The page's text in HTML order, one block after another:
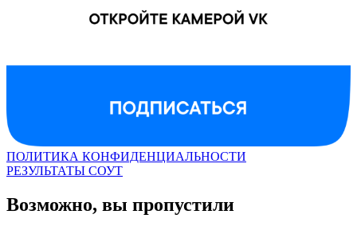
ПОЛИТИКА КОНФИДЕНЦИАЛЬНОСТИ
РЕЗУЛЬТАТЫ СОУТ
Возможно, вы пропустили